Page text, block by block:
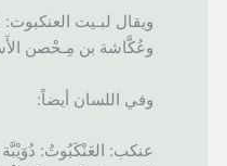
ويقال لبـيت
وعُكَّاشة بن مِـحْصن
وفي اللسان أيضاً:
عنكب: العَنْكَبُوتُ: